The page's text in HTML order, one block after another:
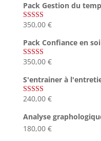
Pack Gestion du
Note5.00
350,00 €
Pack Confiance en
Note5.00
350,00 €
S'entrainer à
Note4.83
240,00 €
Analyse
180,00 €